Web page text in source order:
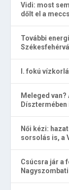
Vidi: most
dőlt el a meccs
További
I. fokú
Meleged van?
Női kézi:
sorsolás is, a
Csúcsra jár a